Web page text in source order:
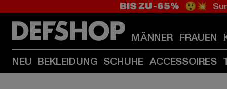
BIS ZU -65% 😲💥
MÄNNER FRAUEN
NEU BEKLEIDUNG SCHUHE ACCESSOIRES